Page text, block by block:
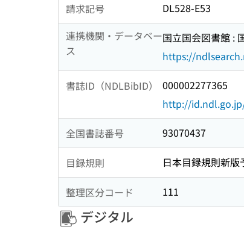
請求記号
DL528-E53
連携機関・データベー
ス
国立国会図書館 :
https://
書誌ID（NDLBibID）
000002277365
http://
全国書誌番号 93070437
目録規則 日本目録規則新版
整理区分コード 111
デジタル